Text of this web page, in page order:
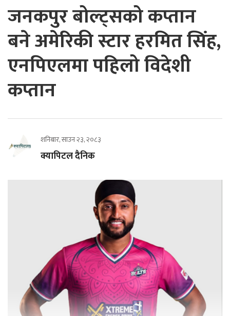
जनकपुर बोल्ट्सको कप्तान
बने अमेरिकी स्टार हरमित सिंह,
एनपिएलमा पहिलो विदेशी
कप्तान
शनिबार, साउन २३, २०८३
क्यापिटल दैनिक